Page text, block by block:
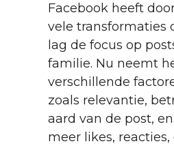
Facebook heeft
vele transformaties
lag de focus op
familie. Nu neemt
verschillende
zoals relevantie,
aard van de post,
meer likes,